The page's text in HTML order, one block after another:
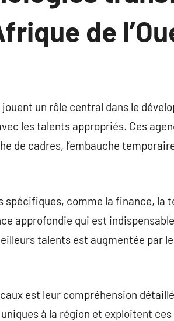
de
un rôle central dans le
les talents appropriés. Ces
de cadres, l’embauche
comme la finance, la
approfondie qui est
talents est augmentée par
est leur compréhension
à la région et exploitent